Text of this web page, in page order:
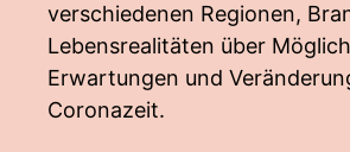
verschiedenen Regionen,
Lebensrealitäten über
Erwartungen und
Coronazeit.